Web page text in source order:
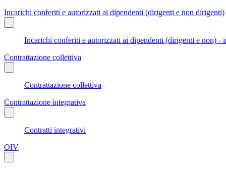
Incarichi conferiti e autorizzati ai dipendenti (dirigenti e non dirigenti)
Incarichi conferiti e autorizzati ai dipendenti (dirigenti e non) -
Contrattazione collettiva
Contrattazione collettiva
Contrattazione integrativa
Contratti integrativi
OIV